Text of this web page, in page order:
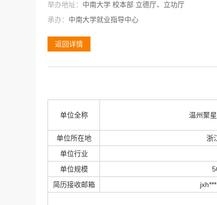
举办地址： 中南大学 校本部 立德厅、立功厅
承办： 中南大学就业指导中心
返回详情
单位全称 温州聚
单位所在地 浙
单位行业
单位规模
简历接收邮箱